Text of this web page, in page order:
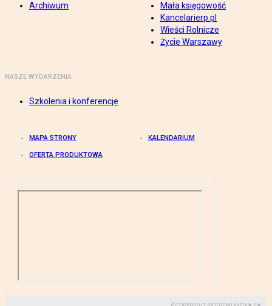
Archiwum
Mała księgowość
Kancelarierp.pl
Wieści Rolnicze
Życie Warszawy
NASZE WYDARZENIA
Szkolenia i konferencje
MAPA STRONY KALENDARIUM
OFERTA PRODUKTOWA